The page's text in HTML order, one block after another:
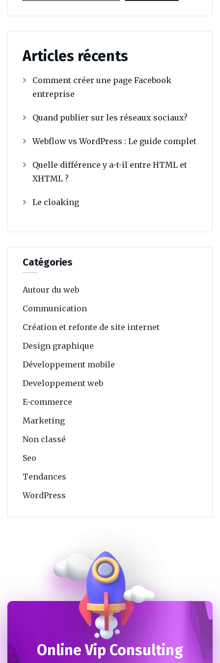
Articles récents
Comment créer une page Facebook
entreprise
Quand publier sur les réseaux sociaux?
Webflow vs WordPress : Le guide complet
Quelle différence y a-t-il entre HTML et
XHTML ?
Le cloaking
Catégories
Autour du web
Communication
Création et refonte de site internet
Design graphique
Développement mobile
Developpement web
E-commerce
Marketing
Non classé
Seo
Tendances
WordPress
Online Vip Consulting